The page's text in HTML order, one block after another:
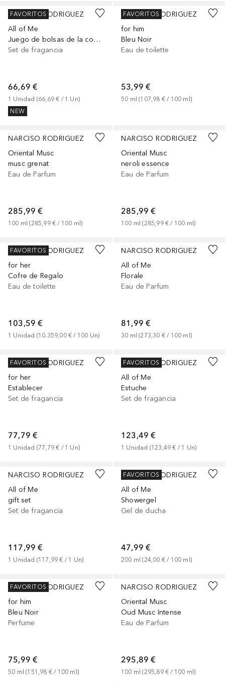
NARCISO RODRIGUEZ
All of Me
Juego de bolsas de la compra
Set de fragancia
66,69 €
1 Unidad (66,69 € / 1 Un)
NEW
FAVORITOS
NARCISO RODRIGUEZ
for him
Bleu Noir
Eau de toilette
53,99 €
50 ml (107,98 € / 100 ml )
FAVORITOS
NARCISO RODRIGUEZ
Oriental Musc
musc grenat
Eau de Parfum
285,99 €
100 ml (285,99 € / 100 ml)
NARCISO RODRIGUEZ
Oriental Musc
neroli essence
Eau de Parfum
285,99 €
100 ml (285,99 € / 100 ml)
NARCISO RODRIGUEZ
for her
Cofre de Regalo
Eau de toilette
103,59 €
1 Unidad (10.359,00 € / 100 Un)
FAVORITOS
NARCISO RODRIGUEZ
All of Me
Florale
Eau de Parfum
81,99 €
30 ml (273,30 € / 100 ml )
NARCISO RODRIGUEZ
for her
Establecer
Set de fragancia
77,79 €
1 Unidad (77,79 € / 1 Un)
FAVORITOS
NARCISO RODRIGUEZ
All of Me
Estuche
Set de fragancia
123,49 €
1 Unidad (123,49 € / 1 Un)
FAVORITOS
NARCISO RODRIGUEZ
All of Me
gift set
Set de fragancia
117,99 €
1 Unidad (117,99 € / 1 Un)
NARCISO RODRIGUEZ
All of Me
Showergel
Gel de ducha
47,99 €
200 ml (24,00 € / 100 ml )
FAVORITOS
NARCISO RODRIGUEZ
for him
Bleu Noir
Perfume
75,99 €
50 ml (151,98 € / 100 ml )
FAVORITOS
NARCISO RODRIGUEZ
Oriental Musc
Oud Musc Intense
Eau de Parfum
295,89 €
100 ml (295,89 € / 100 ml)